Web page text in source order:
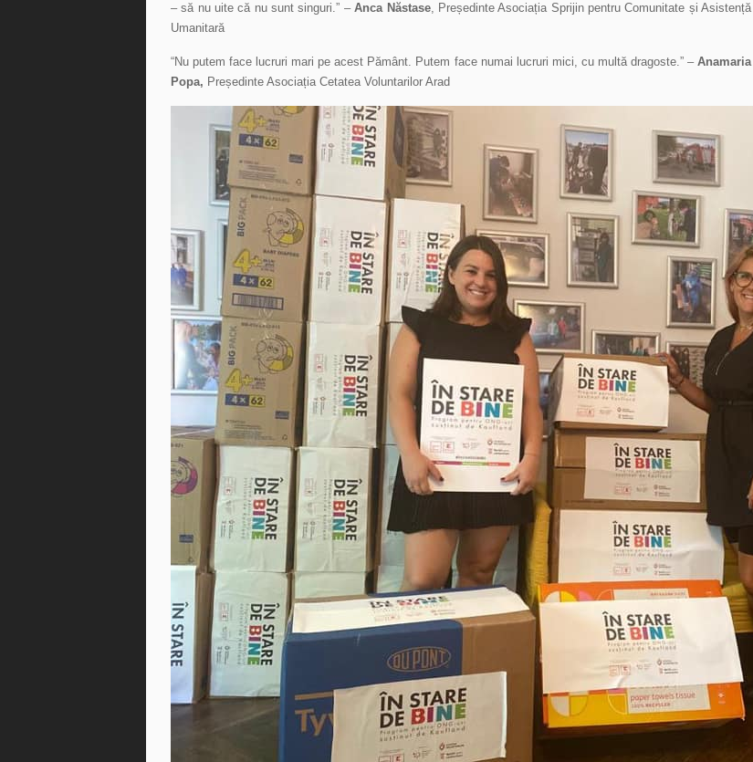
– să nu uite că nu sunt singuri.” –Anca Năstase, Președinte Asociația Sprijin pentru Comunitate și Asistență
Umanitară
“Nu putem face lucruri mari pe acest Pământ. Putem face numai lucruri mici, cu multă dragoste.” – Anamaria
Popa, Președinte Asociația Cetatea Voluntarilor Arad